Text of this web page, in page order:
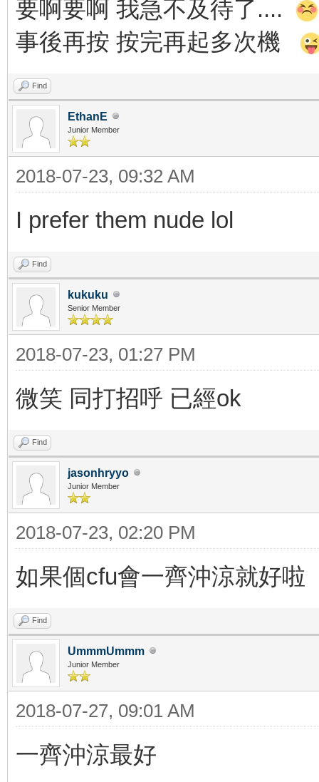
要啊要啊 我急不及待了....
事後再按 按完再起多次機
Find
EthanE
Junior Member
2018-07-23, 09:32 AM
I prefer them nude lol
Find
kukuku
Senior Member
2018-07-23, 01:27 PM
微笑 同打招呼 已經ok
Find
jasonhryyo
Junior Member
2018-07-23, 02:20 PM
如果個cfu會一齊沖涼就好啦
Find
UmmmUmmm
Junior Member
2018-07-27, 09:01 AM
一齊沖涼最好